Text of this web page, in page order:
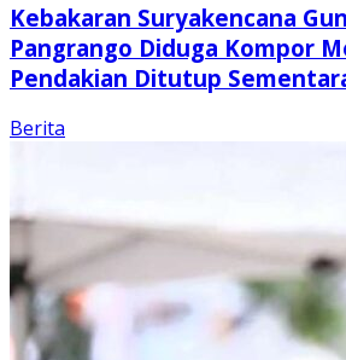
Kebakaran Suryakencana
Pangrango Diduga Kompor
Pendakian Ditutup
Berita